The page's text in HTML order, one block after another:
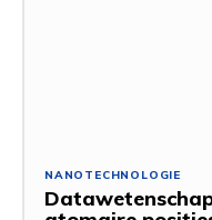
NANOTECHNOLOGIE